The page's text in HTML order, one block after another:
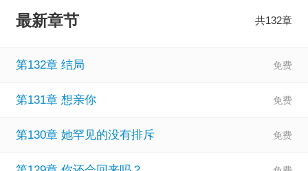
了钱卑微到什么地步？” “我要你，求我。”
最新章节 共132章
第132章 结局
第131章 想亲你
第130章 她罕见的没有排斥